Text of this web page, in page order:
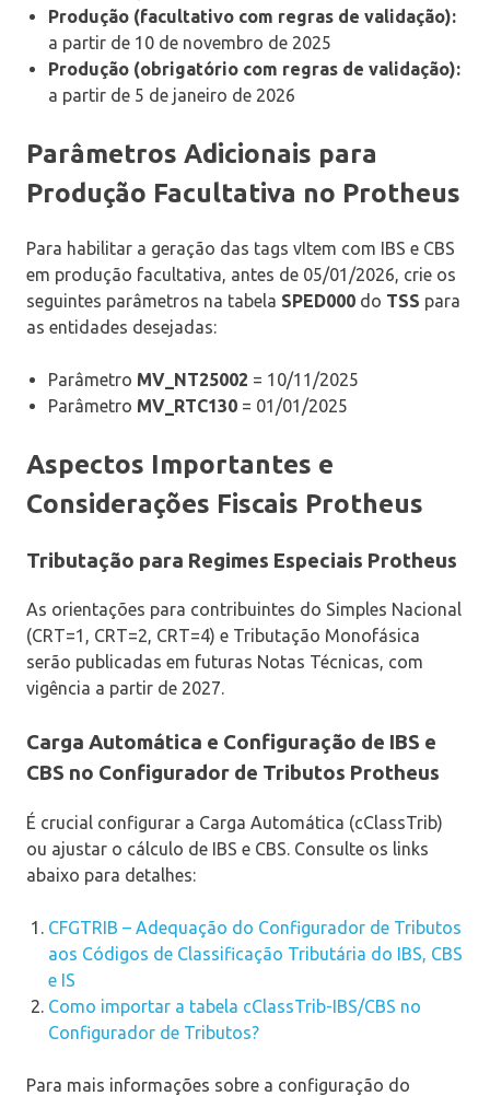
Produção (facultativo com regras de validação):
a partir de 10 de novembro de 2025
Produção (obrigatório com regras de validação):
a partir de 5 de janeiro de 2026
Parâmetros Adicionais para
Produção Facultativa no Protheus
Para habilitar a geração das tags vItem com IBS e CBS
em produção facultativa, antes de 05/01/2026, crie os
seguintes parâmetros na tabela SPED000 do TSS para
as entidades desejadas:
Parâmetro MV_NT25002 = 10/11/2025
Parâmetro MV_RTC130 = 01/01/2025
Aspectos Importantes e
Considerações Fiscais Protheus
Tributação para Regimes Especiais Protheus
As orientações para contribuintes do Simples Nacional
(CRT=1, CRT=2, CRT=4) e Tributação Monofásica
serão publicadas em futuras Notas Técnicas, com
vigência a partir de 2027.
Carga Automática e Configuração de IBS e
CBS no Configurador de Tributos Protheus
É crucial configurar a Carga Automática (cClassTrib)
ou ajustar o cálculo de IBS e CBS. Consulte os links
abaixo para detalhes:
CFGTRIB – Adequação do Configurador de Tributos
aos Códigos de Classificação Tributária do IBS, CBS
e IS
Como importar a tabela cClassTrib-IBS/CBS no
Configurador de Tributos?
Para mais informações sobre a configuração do